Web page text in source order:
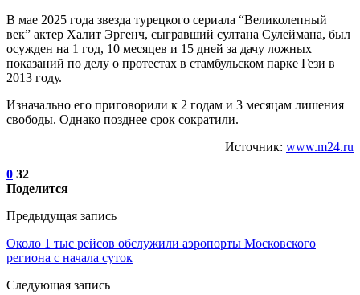
В мае 2025 года звезда турецкого сериала “Великолепный
век” актер Халит Эргенч, сыгравший султана Сулеймана, был
осужден на 1 год, 10 месяцев и 15 дней за дачу ложных
показаний по делу о протестах в стамбульском парке Гези в
2013 году.
Изначально его приговорили к 2 годам и 3 месяцам лишения
свободы. Однако позднее срок сократили.
Источник: www.m24.ru
0 32
Поделится
Предыдущая запись
Около 1 тыс рейсов обслужили аэропорты Московского
региона с начала суток
Следующая запись